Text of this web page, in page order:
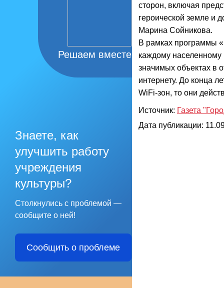
Решаем вместе
Знаете, как
улучшить работу
учреждения
культуры?
Столкнулись с проблемой —
сообщите о ней!
Сообщить о проблеме
сторон, включая
героической земле и
Марина Сойникова.
В рамках программы
каждому населенному
значимых объектах в
интернету. До конца
WiFi-зон, то они
Источник: Газета
Дата публикации: